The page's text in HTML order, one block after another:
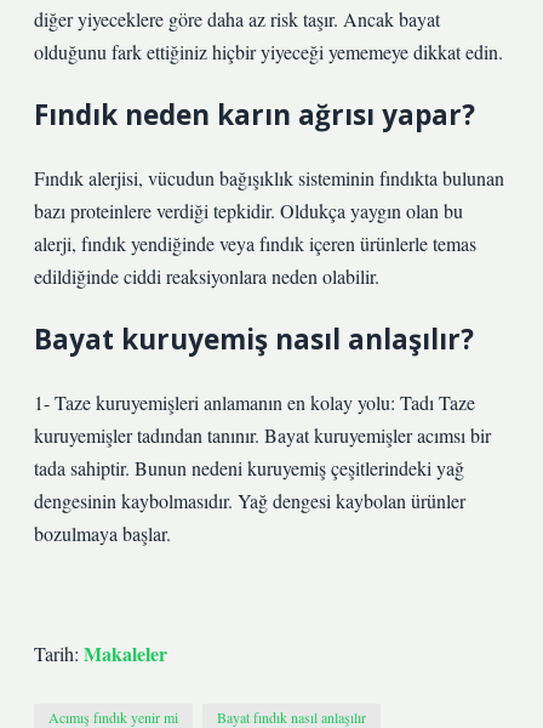
diğer yiyeceklere göre daha az risk taşır. Ancak bayat
olduğunu fark ettiğiniz hiçbir yiyeceği yememeye dikkat edin.
Fındık neden karın ağrısı yapar?
Fındık alerjisi, vücudun bağışıklık sisteminin fındıkta bulunan
bazı proteinlere verdiği tepkidir. Oldukça yaygın olan bu
alerji, fındık yendiğinde veya fındık içeren ürünlerle temas
edildiğinde ciddi reaksiyonlara neden olabilir.
Bayat kuruyemiş nasıl anlaşılır?
1- Taze kuruyemişleri anlamanın en kolay yolu: Tadı Taze
kuruyemişler tadından tanınır. Bayat kuruyemişler acımsı bir
tada sahiptir. Bunun nedeni kuruyemiş çeşitlerindeki yağ
dengesinin kaybolmasıdır. Yağ dengesi kaybolan ürünler
bozulmaya başlar.
Tarih: Makaleler
Acımış fındık yenir mi Bayat fındık nasıl anlaşılır